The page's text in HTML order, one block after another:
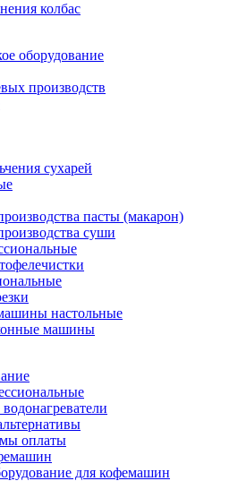
колбас
оборудование
производств
сухарей
пасты (макарон)
суши
настольные
машины
оплаты
для кофемашин